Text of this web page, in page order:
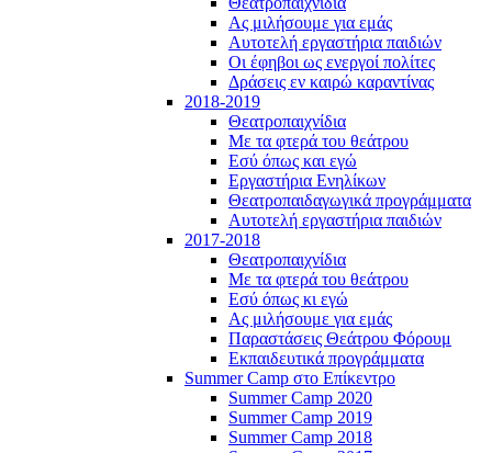
Ας μιλήσουμε για εμάς
Αυτοτελή εργαστήρια παιδιών
Οι έφηβοι ως ενεργοί πολίτες
Δράσεις εν καιρώ καραντίνας
2018-2019
Θεατροπαιχνίδια
Με τα φτερά του θεάτρου
Εσύ όπως και εγώ
Εργαστήρια Ενηλίκων
Θεατροπαιδαγωγικά προγράμματα
Αυτοτελή εργαστήρια παιδιών
2017-2018
Θεατροπαιχνίδια
Με τα φτερά του θεάτρου
Εσύ όπως κι εγώ
Ας μιλήσουμε για εμάς
Παραστάσεις Θεάτρου Φόρουμ
Εκπαιδευτικά προγράμματα
Summer Camp στο Επίκεντρο
Summer Camp 2020
Summer Camp 2019
Summer Camp 2018